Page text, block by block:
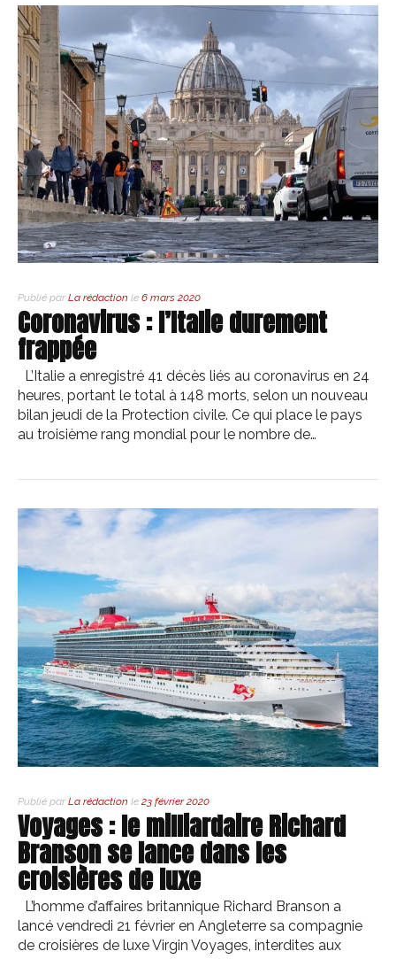
Publié par La rédaction le 6 mars 2020
Coronavirus : l’Italie durement
frappée
L’Italie a enregistré 41 décès liés au coronavirus en 24
heures, portant le total à 148 morts, selon un nouveau
bilan jeudi de la Protection civile. Ce qui place le pays
au troisième rang mondial pour le nombre de…
Publié par La rédaction le 23 février 2020
Voyages : le milliardaire Richard
Branson se lance dans les
croisières de luxe
L’homme d’affaires britannique Richard Branson a
lancé vendredi 21 février en Angleterre sa compagnie
de croisières de luxe Virgin Voyages, interdites aux